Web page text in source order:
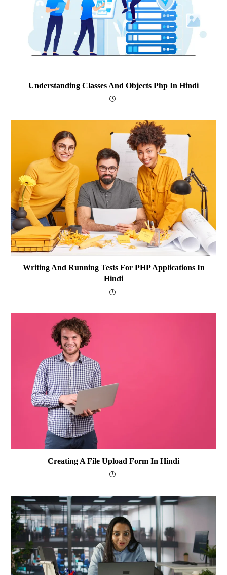
Understanding Classes And Objects Php In Hindi
Writing And Running Tests For PHP Applications In
Hindi
Creating A File Upload Form In Hindi